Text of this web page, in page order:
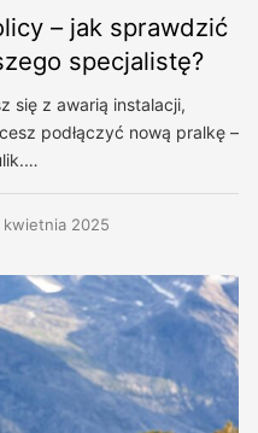
– jak sprawdzić
specjalistę?
się z awarią instalacji,
podłączyć nową pralkę –
kwietnia 2025